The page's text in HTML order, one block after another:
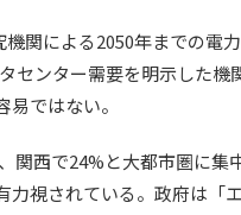
関による2050年までの電
センター需要を明示した
ではない。
西で24%と大都市圏に集
視されている。政府は「